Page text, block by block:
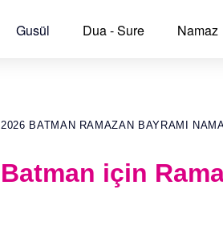
Gusül Dua - Sure Namaz
2026 BATMAN RAMAZAN BAYRAMI
Batman için